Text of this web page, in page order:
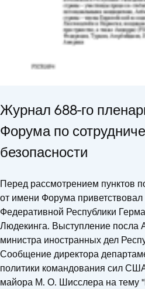
Журнал 688-го
Форума по
безопасности
Перед рассмотрением пунктов
от имени Форума приветствовал
Федеративной Республики
Людекинга. Выступление посла
министра иностранных дел
Сообщение директора
политики командования сил
майора М. О. Шисслера на тему